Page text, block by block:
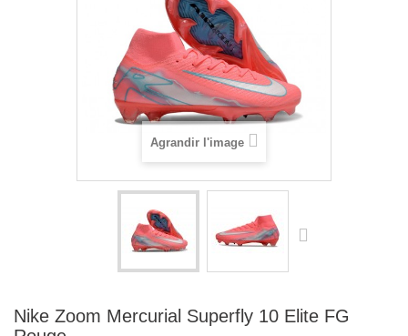
Agrandir l'image
Nike Zoom Mercurial Superfly 10 Elite FG